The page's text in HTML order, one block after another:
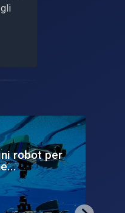
robot per